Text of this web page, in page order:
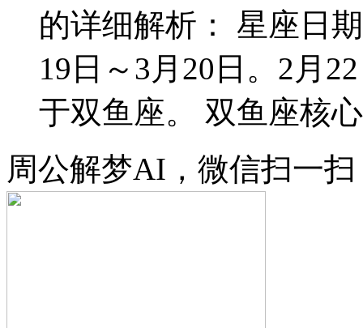
的详细解析： 星座日
19日～3月20日。2月
于双鱼座。 双鱼座核
周公解梦AI，微信扫一扫